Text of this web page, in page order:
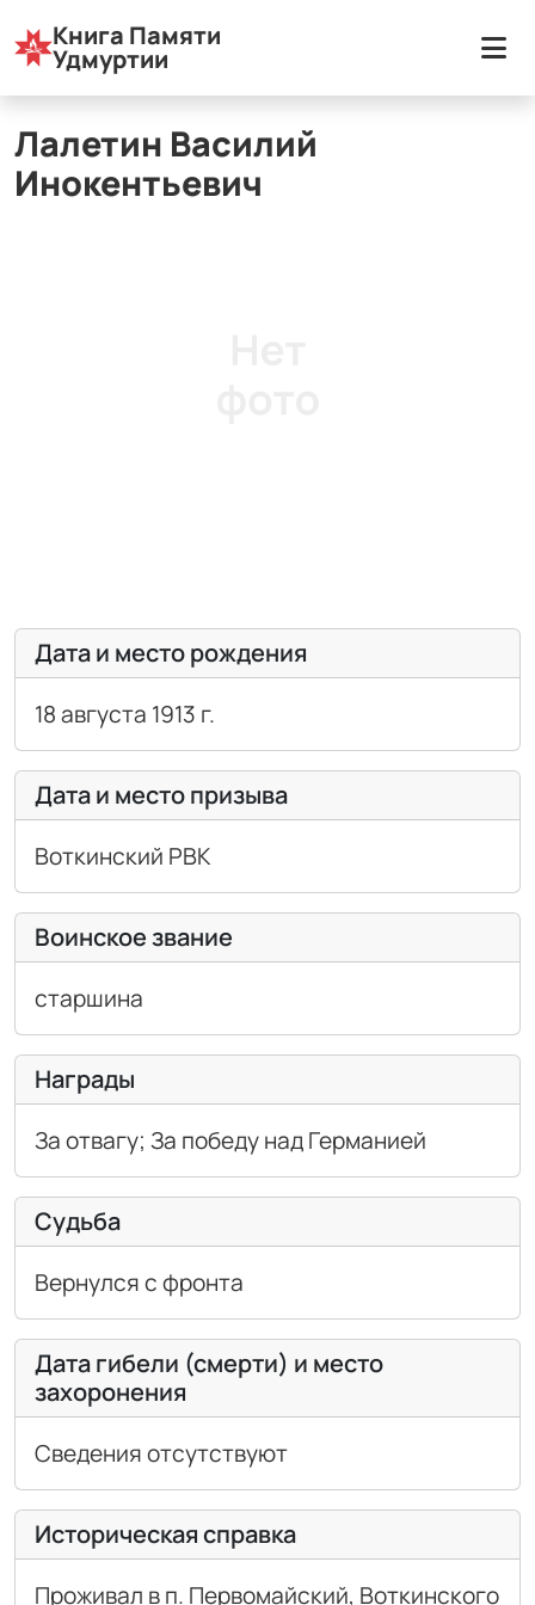
Книга Памяти
Удмуртии
Карта Удмуртии
Муниципальные округа
Воткинский район
Лалетин Василий
Инокентьевич
Дата и место рождения
18 августа 1913 г.
Дата и место призыва
Воткинский РВК
Воинское звание
старшина
Награды
За отвагу; За победу над Германией
Судьба
Вернулся с фронта
Дата гибели (смерти) и место
захоронения
Сведения отсутствуют
Историческая справка
Проживал в п. Первомайский, Воткинского